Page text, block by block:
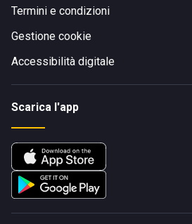
Termini e condizioni
Gestione cookie
Accessibilità digitale
Scarica l'app